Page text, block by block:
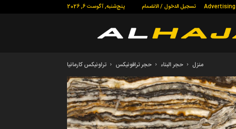
پنج‌شنبه, آگوست 6, 2026 تسجيل الدخول / الانضمام Advertising
منزل حجر البناء حجر ترافونيكس تراونیکس کارمانیا